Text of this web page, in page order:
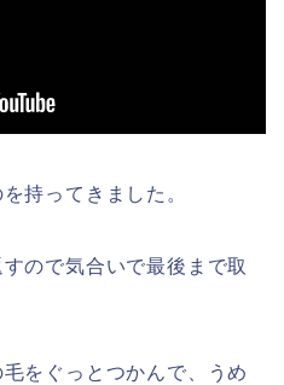
持ってきました。
ので気合いで最後まで取
をぐっとつかんで、うめ